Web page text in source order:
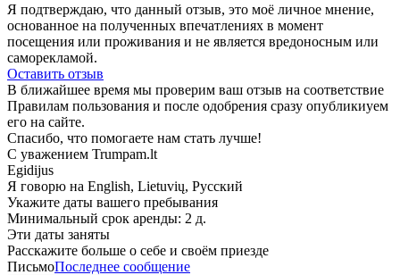
Я подтверждаю, что данный отзыв, это моё личное мнение,
основанное на полученных впечатлениях в момент
посещения или проживания и не является вредоносным или
саморекламой.
Оставить отзыв
В ближайшее время мы проверим ваш отзыв на соответствие
Правилам пользования и после одобрения сразу опубликиуем
его на сайте.
Спасибо, что помогаете нам стать лучше!
С уважением Trumpam.lt
Egidijus
Я говорю на English, Lietuvių, Русский
Укажите даты вашего пребывания
Минимальный срок аренды: 2 д.
Эти даты заняты
Расскажите больше о себе и своём приезде
ПисьмоПоследнее сообщение